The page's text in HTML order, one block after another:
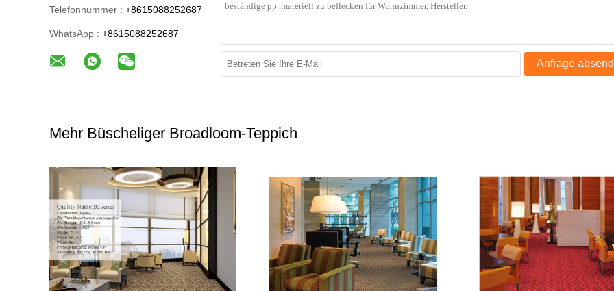
Telefonnummer : +8615088252687
WhatsApp : +8615088252687
Anfrage
Mehr Büscheliger Broadloom-Teppich